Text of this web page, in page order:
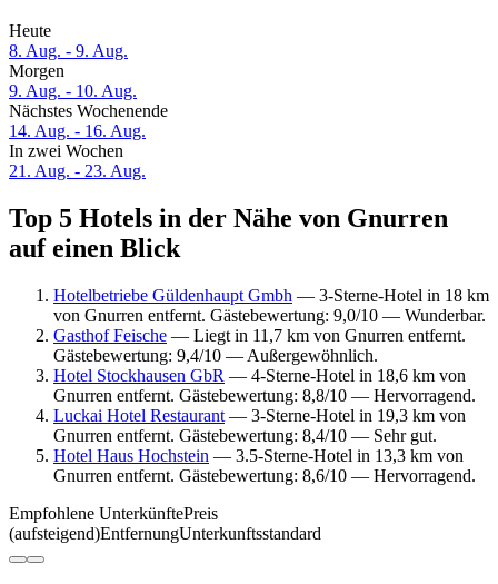
Heute
8. Aug. - 9. Aug.
Morgen
9. Aug. - 10. Aug.
Nächstes Wochenende
14. Aug. - 16. Aug.
In zwei Wochen
21. Aug. - 23. Aug.
Top 5 Hotels in der Nähe von Gnurren
auf einen Blick
Hotelbetriebe Güldenhaupt Gmbh — 3-Sterne-Hotel in 18 km
von Gnurren entfernt. Gästebewertung: 9,0/10 — Wunderbar.
Gasthof Feische — Liegt in 11,7 km von Gnurren entfernt.
Gästebewertung: 9,4/10 — Außergewöhnlich.
Hotel Stockhausen GbR — 4-Sterne-Hotel in 18,6 km von
Gnurren entfernt. Gästebewertung: 8,8/10 — Hervorragend.
Luckai Hotel Restaurant — 3-Sterne-Hotel in 19,3 km von
Gnurren entfernt. Gästebewertung: 8,4/10 — Sehr gut.
Hotel Haus Hochstein — 3.5-Sterne-Hotel in 13,3 km von
Gnurren entfernt. Gästebewertung: 8,6/10 — Hervorragend.
Empfohlene UnterkünftePreis
(aufsteigend)EntfernungUnterkunftsstandard